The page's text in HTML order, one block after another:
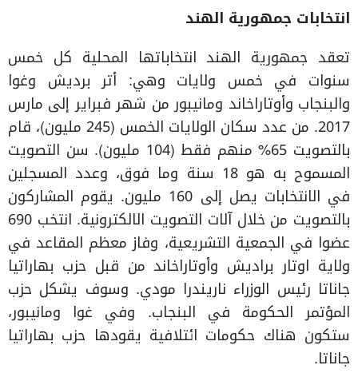
انتخابات جمهورية الهند
تعقد جمهورية الهند انتخاباتها المحلية كل خمس
سنوات في خمس ولايات وهي: أتر برديش وغوا
والبنجاب وأوتاراخاند ومانيبور من شهر فبراير إلى مارس
2017. من عدد سكان الولايات الخمس (245 مليون)، قام
بالتصويت 65% منهم فقط (104 مليون). سن التصويت
المسموح به هو 18 سنة وما فوق، وعدد المسجلين
في الانتخابات يصل إلى 160 مليون. يقوم المشاركون
بالتصويت من خلال آلات التصويت الالكترونية. انتخب 690
عضوا في الجمعية التشريعية، وفاز معظم المقاعد في
ولاية اوتار براديش وأوتاراخاند من قبل حزب بهاراتيا
جاناتا رئيس الوزراء ناريندرا مودي. وسوف يشكل حزب
المؤتمر الحكومة في البنجاب. وفي غوا ومانيبور،
ستكون هناك حكومات ائتلافية يقودها حزب بهاراتيا
جاناتا.